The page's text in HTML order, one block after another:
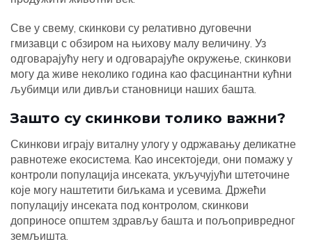
Све у свему, скинкови су релативно дуговечни
гмизавци с обзиром на њихову малу величину. Уз
одговарајућу негу и одговарајуће окружење, скинкови
могу да живе неколико година као фасцинантни кућни
љубимци или дивљи становници наших башта.
Зашто су скинкови толико важни?
Скинкови играју виталну улогу у одржавању деликатне
равнотеже екосистема. Као инсектоједи, они помажу у
контроли популација инсеката, укључујући штеточине
које могу наштетити биљкама и усевима. Држећи
популацију инсеката под контролом, скинкови
доприносе општем здрављу башта и пољопривредног
земљишта.